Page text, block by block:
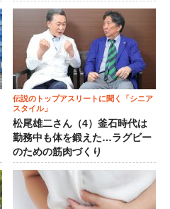
伝説のトップアスリートに聞く「シニア
スタイル」
松尾雄二さん（4）釜石時代は
勤務中も体を鍛えた…ラグビー
のための筋肉づくり